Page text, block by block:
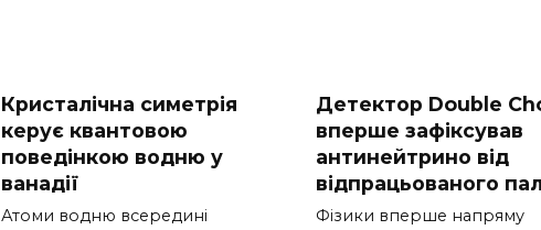
Кристалічна симетрія
керує квантовою
поведінкою водню у
ванадії
Атоми водню всередині
Детектор Double
вперше зафіксував
антинейтрино від
відпрацьованого
Фізики вперше напряму